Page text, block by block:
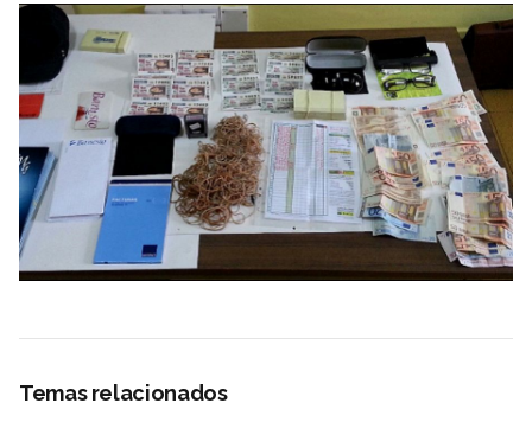
Temas relacionados